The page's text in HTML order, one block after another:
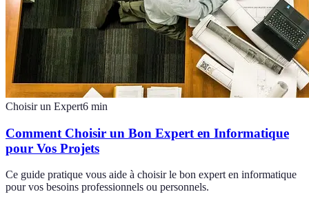
Choisir un Expert6 min
Comment Choisir un Bon Expert en Informatique
pour Vos Projets
Ce guide pratique vous aide à choisir le bon expert en informatique
pour vos besoins professionnels ou personnels.